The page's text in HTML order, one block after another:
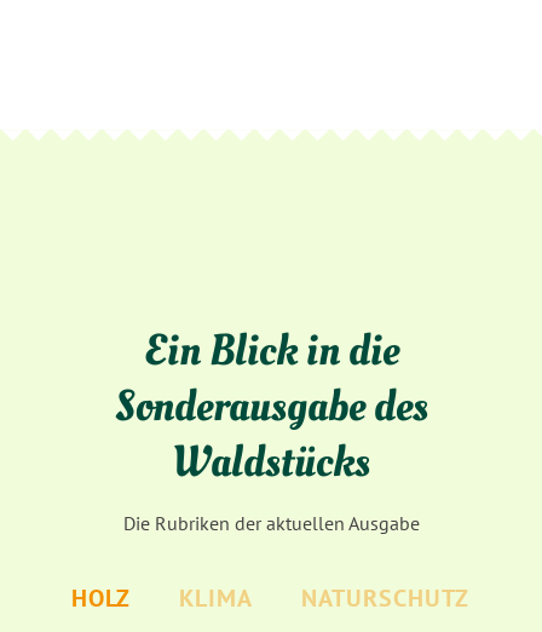
Ein Blick in die
Sonderausgabe des
Waldstücks
Die Rubriken der aktuellen Ausgabe
HOLZ KLIMA NATURSCHUTZ